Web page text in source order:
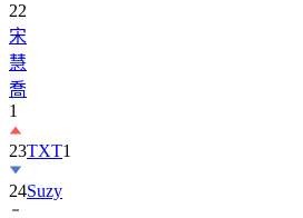
22
宋
慧
喬
1
23TXT1
24Suzy